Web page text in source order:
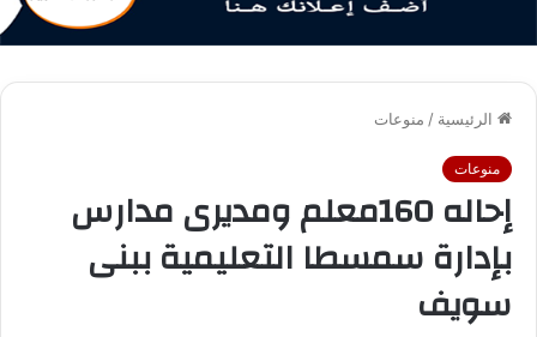
الرئيسية / منوعات
منوعات
إحاله 160معلم ومديرى مدارس
بإدارة سمسطا التعليمية ببنى
سويف